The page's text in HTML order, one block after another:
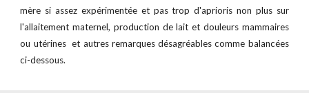
mère si assez expérimentée et pas trop d'aprioris non plus sur
l'allaitement maternel, production de lait et douleurs mammaires
ou utérines et autres remarques désagréables comme balancées
ci-dessous.